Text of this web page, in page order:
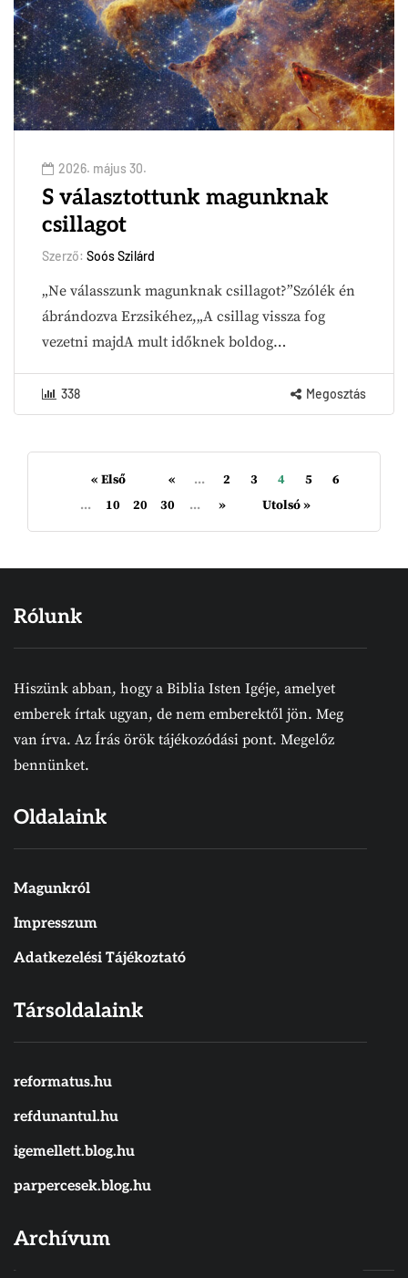
2026. május 30.
S választottunk magunknak
csillagot
Szerző: Soós Szilárd
„Ne válasszunk magunknak csillagot?”Szólék én
ábrándozva Erzsikéhez,„A csillag vissza fog
vezetni majdA mult időknek boldog…
338 Megosztás
« Első « ... 2 3 4 5
6
...
10 20 30 ... » Utolsó »
Rólunk
Hiszünk abban, hogy a Biblia Isten Igéje, amelyet
emberek írtak ugyan, de nem emberektől jön. Meg
van írva. Az Írás örök tájékozódási pont. Megelőz
bennünket.
Oldalaink
Magunkról
Impresszum
Adatkezelési Tájékoztató
Társoldalaink
reformatus.hu
refdunantul.hu
igemellett.blog.hu
parpercesek.blog.hu
Archívum